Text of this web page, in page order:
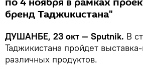
бренд Таджикистана"
ДУШАНБЕ, 23 окт — Sputnik. В
Таджикистана пройдет
различных продуктов.